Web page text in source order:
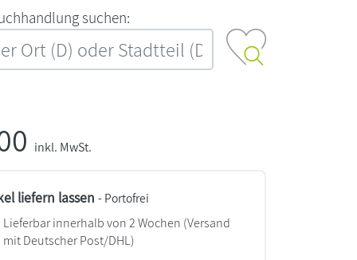
‍s‍u‍c‍h‍e‍n‍:‍
inkl. MwSt.
liefern lassen - Portofrei
Lieferbar innerhalb von 2 Wochen (Versand
mit Deutscher Post/DHL)